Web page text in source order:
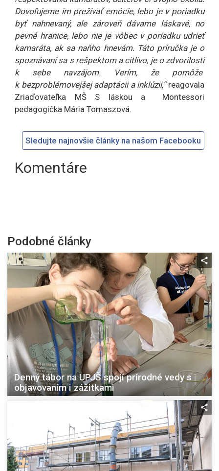
Dovoľujeme im prežívať emócie, lebo je v poriadku
byť nahnevaný, ale zároveň dávame láskavé, no
pevné hranice, lebo nie je vôbec v poriadku udrieť
kamaráta, ak sa naňho hnevám. Táto príručka je o
spoznávaní sa s rešpektom a citlivo, je o zdvorilosti
k sebe navzájom. Verím, že pomôže
k bezproblémovejšej adaptácii a inklúzii,“reagovala
Zriaďovateľka MŠ S láskou a Montessori
pedagogička Mária Tomaszová.
Sledujte najnovšie články na našom Facebooku
Komentáre
Podobné články
Denný tábor na UPJŠ spojí prírodné vedy s
objavovaním i zážitkami